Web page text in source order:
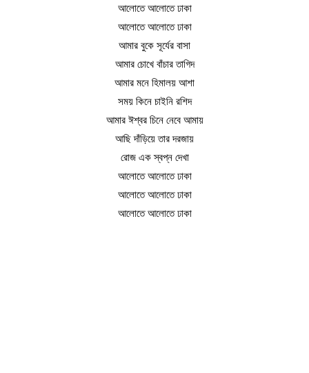
আলোতে আলোতে ঢাকা
আলোতে আলোতে ঢাকা
আমার বুকে সূর্যের বাসা
আমার চোখে বাঁচার তাগিদ
আমার মনে হিমালয় আশা
সময় কিনে চাইনি রশিদ
আমার ঈশ্বর চিনে নেবে আমায়
আছি দাঁড়িয়ে তার দরজায়
রোজ এক স্বপ্ন দেখা
আলোতে আলোতে ঢাকা
আলোতে আলোতে ঢাকা
আলোতে আলোতে ঢাকা